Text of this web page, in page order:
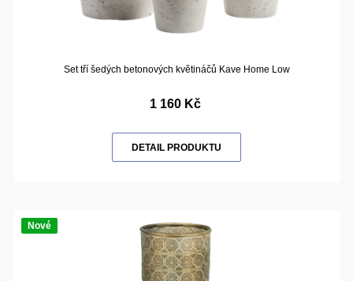
Set tří šedých betonových květináčů Kave Home Low
1 160 Kč
DETAIL PRODUKTU
Nové